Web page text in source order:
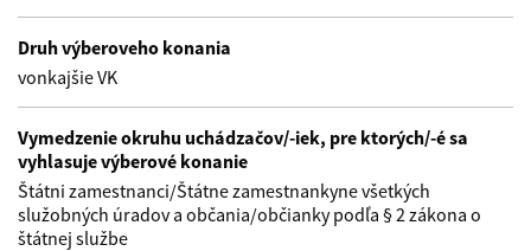
Druh výberoveho konania
vonkajšie VK
Vymedzenie okruhu uchádzačov/-iek, pre ktorých/-é sa
vyhlasuje výberové konanie
Štátni zamestnanci/Štátne zamestnankyne všetkých
služobných úradov a občania/občianky podľa § 2 zákona o
štátnej službe